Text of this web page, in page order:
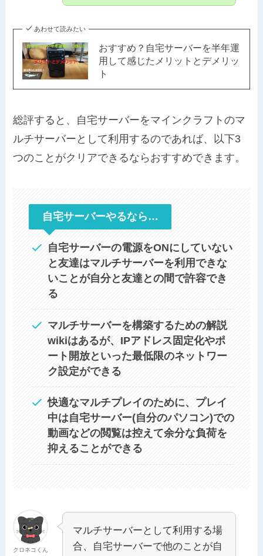
あわせて読みたい
おすすめ？自宅サーバーを半年運
用して感じたメリットとデメリッ
ト
総評すると、自宅サーバーをマインクラフトのマ
ルチサーバーとして利用するのであれば、以下3
つのことがクリアできるならおすすめできます。
自宅サーバーやるなら…
自宅サーバーの電源をONにしていない
と友達はマルチサーバーを利用できな
いことが自分と友達との間で許容でき
る
マルチサーバーを構築するための解説
wikiはあるが、IPアドレス固定化やポ
ート開放といった最低限のネットワー
ク設定ができる
快適なマルチプレイのために、プレイ
中は自宅サーバー(自分のパソコン)での
動画などの閲覧は控えて余分な負荷を
抑えることができる
クロネコくん
マルチサーバーとして利用する場
合、自宅サーバーで他のことが自